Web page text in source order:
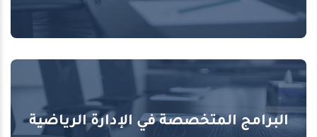
البرامج المتخصصة في الإدارة الرياضية